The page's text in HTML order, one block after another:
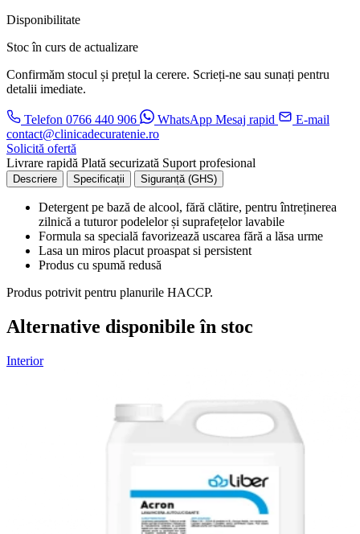
Disponibilitate
Stoc în curs de actualizare
Confirmăm stocul și prețul la cerere. Scrieți-ne sau sunați pentru
detalii imediate.
Telefon 0766 440 906 WhatsApp Mesaj rapid
E-mail
contact@clinicadecuratenie.ro
Solicită ofertă
Livrare rapidă Plată securizată Suport profesional
Descriere Specificații Siguranță (GHS)
Detergent pe bază de alcool, fără clătire, pentru întreținerea
zilnică a tuturor podelelor și suprafețelor lavabile
Formula sa specială favorizează uscarea fără a lăsa urme
Lasa un miros placut proaspat si persistent
Produs cu spumă redusă
Produs potrivit pentru planurile HACCP.
Alternative disponibile în stoc
Interior